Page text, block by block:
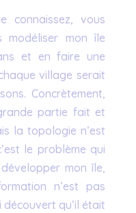
connaissez, vous
modéliser mon île
et en faire une
village serait
Concrètement,
partie fait et
la topologie n’est
le problème qui
mon île,
n’est pas
découvert qu’il était